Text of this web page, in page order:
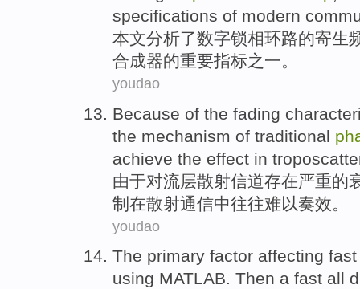
specifications of modern
本文分析了数字锁相环路的寄生
合成器的重要指标之一。
youdao
Because of the fading
the mechanism of traditional
achieve the effect in
由于对流层散射信道存在严重的
制 在散射通信中往往难以奏效。
youdao
The primary factor affecting fast
using MATLAB. Then a fast all